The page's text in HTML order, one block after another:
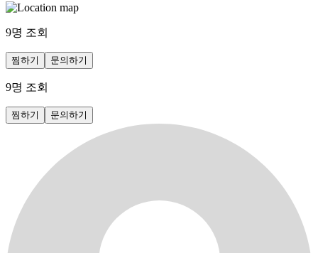
9명 조회
찜하기 문의하기
9명 조회
찜하기 문의하기